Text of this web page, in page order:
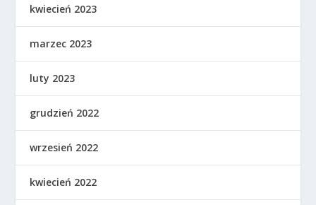
kwiecień 2023
marzec 2023
luty 2023
grudzień 2022
wrzesień 2022
kwiecień 2022